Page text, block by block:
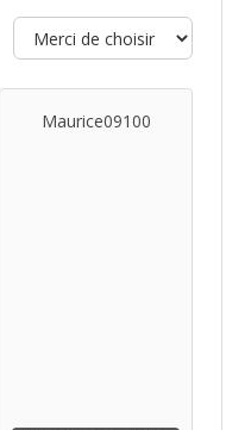
Maurice09100